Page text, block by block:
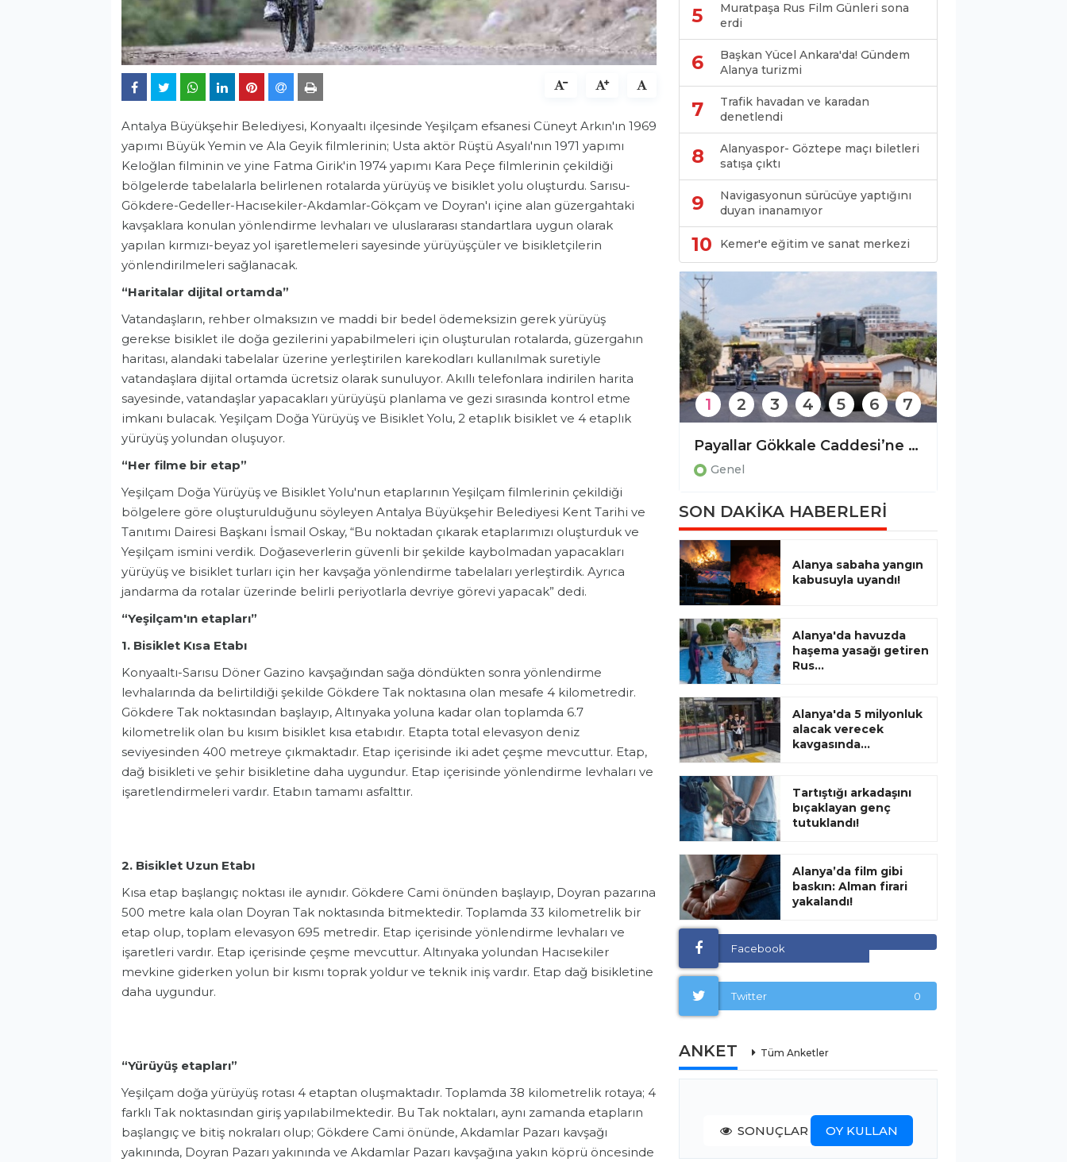
Antalya Büyükşehir Belediyesi, Konyaaltı ilçesinde Yeşilçam efsanesi Cüneyt Arkın'ın 1969
yapımı Büyük Yemin ve Ala Geyik filmlerinin; Usta aktör Rüştü Asyalı'nın 1971 yapımı
Keloğlan filminin ve yine Fatma Girik'in 1974 yapımı Kara Peçe filmlerinin çekildiği
bölgelerde tabelalarla belirlenen rotalarda yürüyüş ve bisiklet yolu oluşturdu. Sarısu-
Gökdere-Gedeller-Hacısekiler-Akdamlar-Gökçam ve Doyran'ı içine alan güzergahtaki
kavşaklara konulan yönlendirme levhaları ve uluslararası standartlara uygun olarak
yapılan kırmızı-beyaz yol işaretlemeleri sayesinde yürüyüşçüler ve bisikletçilerin
yönlendirilmeleri sağlanacak.
“Haritalar dijital ortamda”
Vatandaşların, rehber olmaksızın ve maddi bir bedel ödemeksizin gerek yürüyüş
gerekse bisiklet ile doğa gezilerini yapabilmeleri için oluşturulan rotalarda, güzergahın
haritası, alandaki tabelalar üzerine yerleştirilen karekodları kullanılmak suretiyle
vatandaşlara dijital ortamda ücretsiz olarak sunuluyor. Akıllı telefonlara indirilen harita
sayesinde, vatandaşlar yapacakları yürüyüşü planlama ve gezi sırasında kontrol etme
imkanı bulacak. Yeşilçam Doğa Yürüyüş ve Bisiklet Yolu, 2 etaplık bisiklet ve 4 etaplık
yürüyüş yolundan oluşuyor.
“Her filme bir etap”
Yeşilçam Doğa Yürüyüş ve Bisiklet Yolu'nun etaplarının Yeşilçam filmlerinin çekildiği
bölgelere göre oluşturulduğunu söyleyen Antalya Büyükşehir Belediyesi Kent Tarihi ve
Tanıtımı Dairesi Başkanı İsmail Oskay, “Bu noktadan çıkarak etaplarımızı oluşturduk ve
Yeşilçam ismini verdik. Doğaseverlerin güvenli bir şekilde kaybolmadan yapacakları
yürüyüş ve bisiklet turları için her kavşağa yönlendirme tabelaları yerleştirdik. Ayrıca
jandarma da rotalar üzerinde belirli periyotlarla devriye görevi yapacak” dedi.
“Yeşilçam'ın etapları”
1. Bisiklet Kısa Etabı
Konyaaltı-Sarısu Döner Gazino kavşağından sağa döndükten sonra yönlendirme
levhalarında da belirtildiği şekilde Gökdere Tak noktasına olan mesafe 4 kilometredir.
Gökdere Tak noktasından başlayıp, Altınyaka yoluna kadar olan toplamda 6.7
kilometrelik olan bu kısım bisiklet kısa etabıdır. Etapta total elevasyon deniz
seviyesinden 400 metreye çıkmaktadır. Etap içerisinde iki adet çeşme mevcuttur. Etap,
dağ bisikleti ve şehir bisikletine daha uygundur. Etap içerisinde yönlendirme levhaları ve
işaretlendirmeleri vardır. Etabın tamamı asfalttır.
2. Bisiklet Uzun Etabı
Kısa etap başlangıç noktası ile aynıdır. Gökdere Cami önünden başlayıp, Doyran pazarına
500 metre kala olan Doyran Tak noktasında bitmektedir. Toplamda 33 kilometrelik bir
etap olup, toplam elevasyon 695 metredir. Etap içerisinde yönlendirme levhaları ve
işaretleri vardır. Etap içerisinde çeşme mevcuttur. Altınyaka yolundan Hacısekiler
mevkine giderken yolun bir kısmı toprak yoldur ve teknik iniş vardır. Etap dağ bisikletine
daha uygundur.
“Yürüyüş etapları”
Yeşilçam doğa yürüyüş rotası 4 etaptan oluşmaktadır. Toplamda 38 kilometrelik rotaya; 4
farklı Tak noktasından giriş yapılabilmektedir. Bu Tak noktaları, aynı zamanda etapların
başlangıç ve bitiş nokraları olup; Gökdere Cami önünde, Akdamlar Pazarı kavşağı
yakınında, Doyran Pazarı yakınında ve Akdamlar Pazarı kavşağına yakın köprü öncesinde
5
Muratpaşa Rus Film Günleri sona
erdi
6
Başkan Yücel Ankara'da! Gündem
Alanya turizmi
7
Trafik havadan ve karadan
denetlendi
8
Alanyaspor- Göztepe maçı biletleri
satışa çıktı
9
Navigasyonun sürücüye yaptığını
duyan inanamıyor
10 Kemer'e eğitim ve sanat merkezi
Genel
Payallar Gökkale Caddesi’ne sıcak asfalt
Genel
1 2 3 4 5 6 7
SON DAKİKA HABERLERİ
Alanya sabaha yangın
kabusuyla uyandı!
Alanya'da havuzda
haşema yasağı getiren
Rus...
Alanya'da 5 milyonluk
alacak verecek
kavgasında...
Tartıştığı arkadaşını
bıçaklayan genç
tutuklandı!
Alanya’da film gibi
baskın: Alman firari
yakalandı!
Facebook
Twitter 0
ANKET Tüm Anketler
SONUÇLAR OY KULLAN